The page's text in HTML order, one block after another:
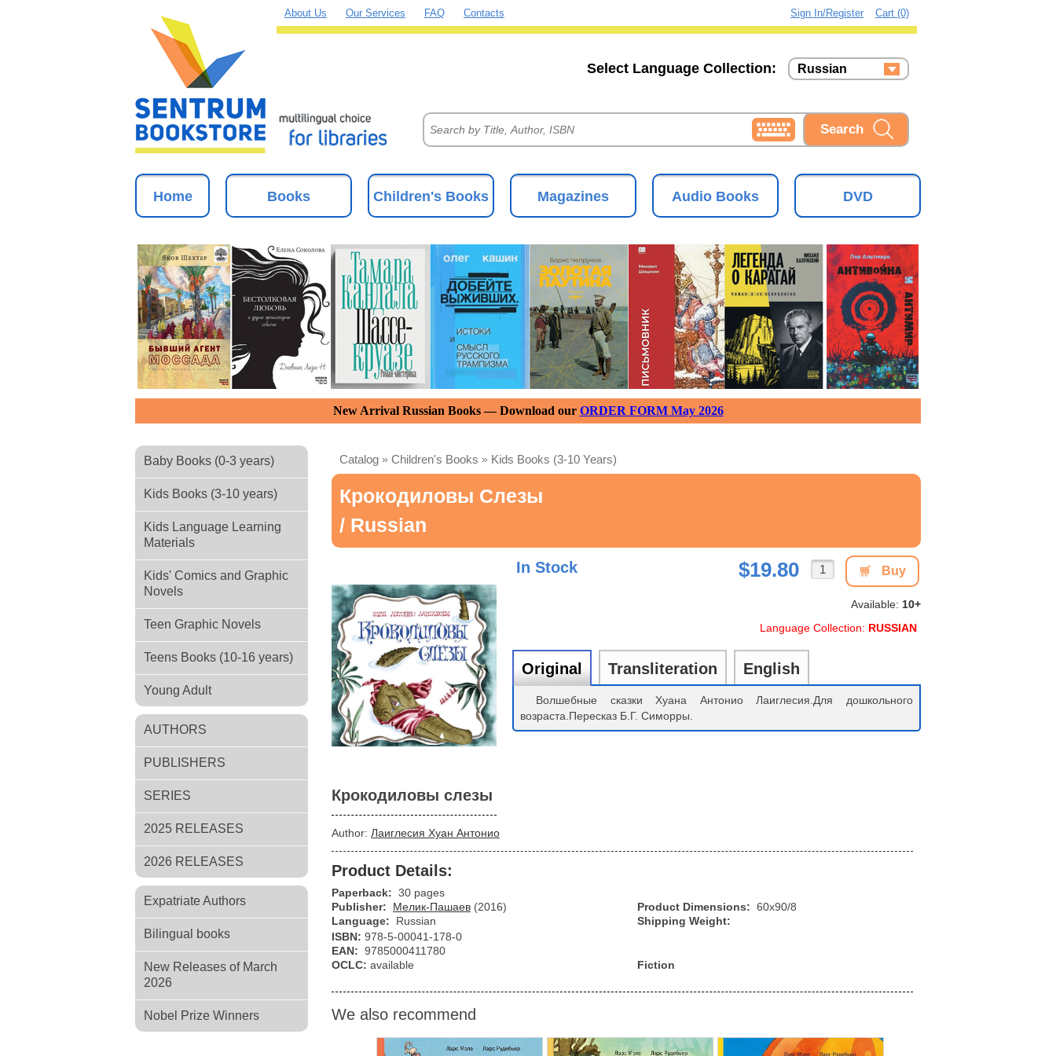
About Us Our Services FAQ Contacts Cart (0)
Sign In/Register
Russian
Ukrainian
Select Language Collection:
Home Books Children's Books Magazines Audio Books DVD
New Arrival Russian Books — Download our ORDER FORM May 2026
Baby Books (0-3 years)
Kids Books (3-10 years)
Kids Language Learning
Materials
Kids' Comics and Graphic
Novels
Teen Graphic Novels
Teens Books (10-16 years)
Young Adult
AUTHORS
PUBLISHERS
SERIES
2025 RELEASES
2026 RELEASES
Expatriate Authors
Bilingual books
New Releases of March
2026
Nobel Prize Winners
Catalog » Children's Books » Kids Books (3-10 Years)
Крокодиловы Слезы
/ Russian
Крокодиловы слезы
Author: Лаиглесия Хуан Антонио
In Stock Buy
$19.80
Available: 10+
Language Collection: RUSSIAN
Original Transliteration English
Волшебные сказки Хуана Антонио Лаиглесия.Для дошкольного
возраста.Пересказ Б.Г. Симорры.
Product Details:
Paperback: 30 pages
Publisher:
Мелик-Пашаев (2016)
Language:
Russian
Product Dimensions: 60x90/8
Shipping Weight:
ISBN: 978-5-00041-178-0
EAN: 9785000411780
OCLC: available Fiction
We also recommend